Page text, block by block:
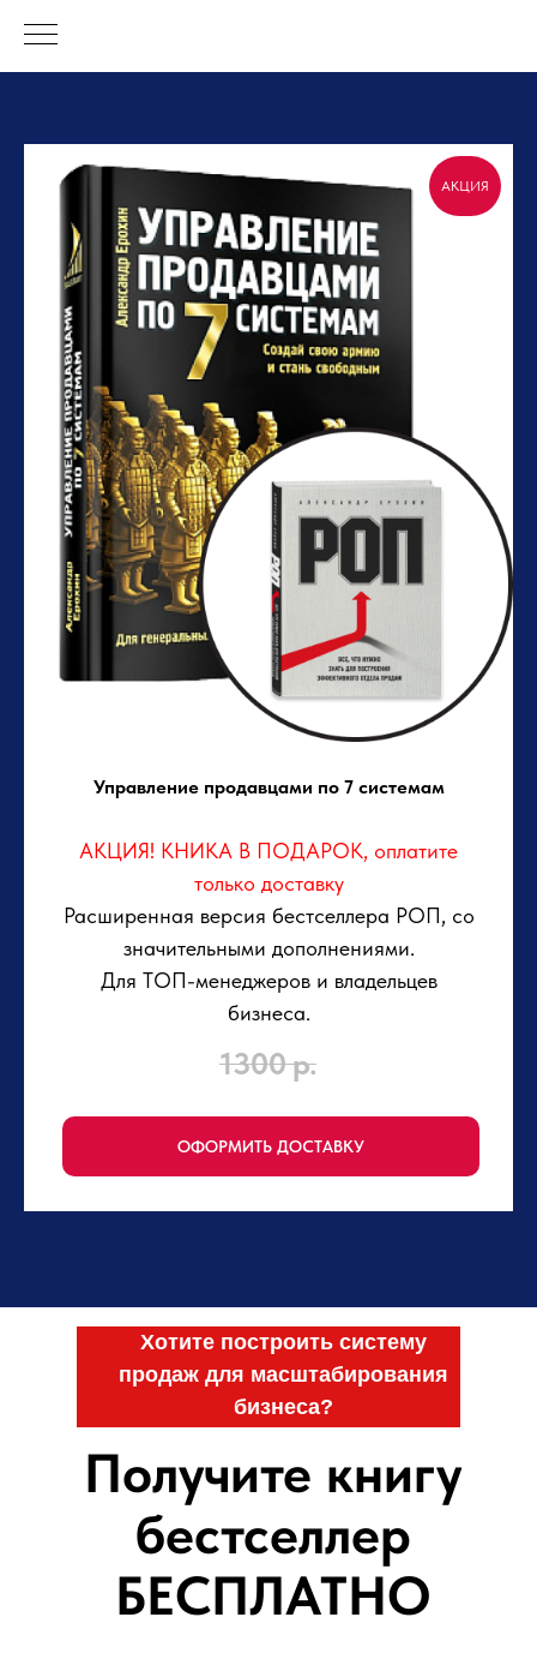
АКЦИЯ
Управление продавцами по 7 системам
АКЦИЯ! КНИКА В ПОДАРОК, оплатите
только доставку
Расширенная версия бестселлера РОП, со
значительными дополнениями.
Для ТОП-менеджеров и владельцев
бизнеса.
1300р.
ОФОРМИТЬ ДОСТАВКУ
Получите книгу
бестселлер
БЕСПЛАТНО
Хотите построить систему
продаж для масштабирования
бизнеса?